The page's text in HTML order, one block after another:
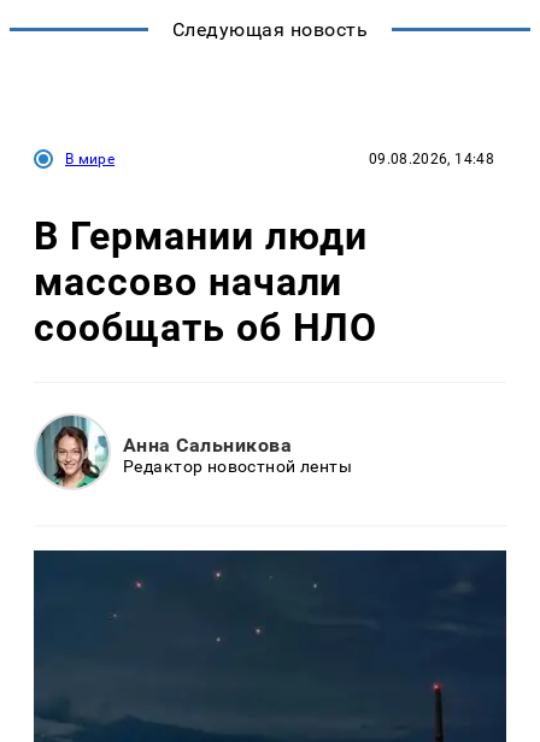
Следующая новость
В мире 09.08.2026, 14:48
В Германии люди
массово начали
сообщать об НЛО
Анна Сальникова
Редактор новостной ленты